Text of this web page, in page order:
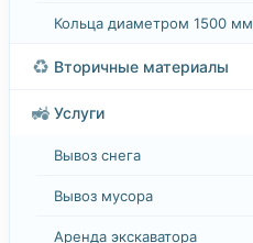
Кольца диаметром 1500 мм
♻️ Вторичные материалы
🚜 Услуги
Вывоз снега
Вывоз мусора
Аренда экскаватора